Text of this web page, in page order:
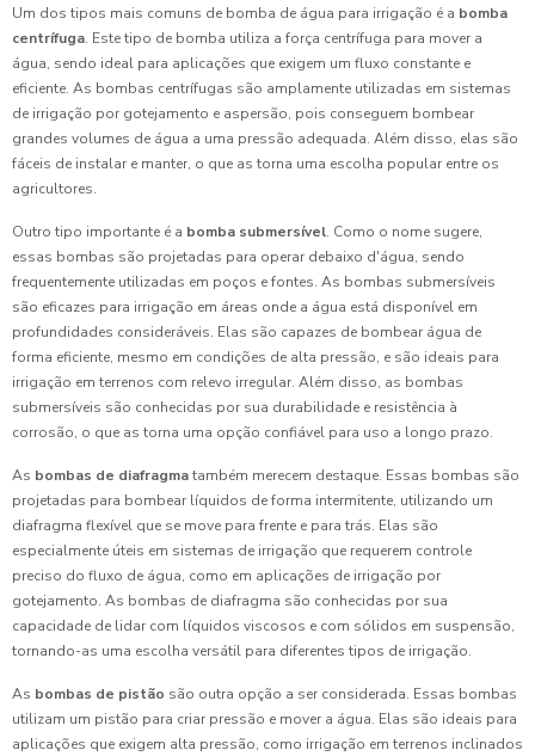
Um dos tipos mais comuns de bomba de água para irrigação é a bomba
centrífuga. Este tipo de bomba utiliza a força centrífuga para mover a
água, sendo ideal para aplicações que exigem um fluxo constante e
eficiente. As bombas centrífugas são amplamente utilizadas em sistemas
de irrigação por gotejamento e aspersão, pois conseguem bombear
grandes volumes de água a uma pressão adequada. Além disso, elas são
fáceis de instalar e manter, o que as torna uma escolha popular entre os
agricultores.
Outro tipo importante é a bomba submersível. Como o nome sugere,
essas bombas são projetadas para operar debaixo d'água, sendo
frequentemente utilizadas em poços e fontes. As bombas submersíveis
são eficazes para irrigação em áreas onde a água está disponível em
profundidades consideráveis. Elas são capazes de bombear água de
forma eficiente, mesmo em condições de alta pressão, e são ideais para
irrigação em terrenos com relevo irregular. Além disso, as bombas
submersíveis são conhecidas por sua durabilidade e resistência à
corrosão, o que as torna uma opção confiável para uso a longo prazo.
As bombas de diafragmatambém merecem destaque. Essas bombas são
projetadas para bombear líquidos de forma intermitente, utilizando um
diafragma flexível que se move para frente e para trás. Elas são
especialmente úteis em sistemas de irrigação que requerem controle
preciso do fluxo de água, como em aplicações de irrigação por
gotejamento. As bombas de diafragma são conhecidas por sua
capacidade de lidar com líquidos viscosos e com sólidos em suspensão,
tornando-as uma escolha versátil para diferentes tipos de irrigação.
As bombas de pistão são outra opção a ser considerada. Essas bombas
utilizam um pistão para criar pressão e mover a água. Elas são ideais para
aplicações que exigem alta pressão, como irrigação em terrenos inclinados